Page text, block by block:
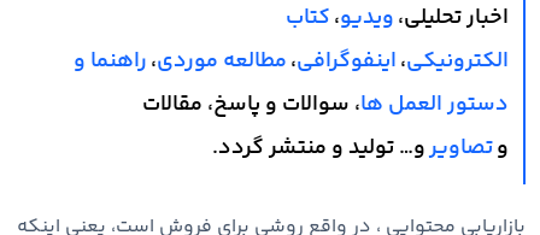
اخبار تحلیلی،ویدیو،کتاب
الکترونیکی،اینفوگرافی،مطالعه موردی،راهنما و
دستور العمل ها، سوالات و پاسخ، مقالات
وتصاویرو… تولید و منتشر گردد.
بازاریابی محتوایی ، در واقع روشی برای فروش است، یعنی اینکه